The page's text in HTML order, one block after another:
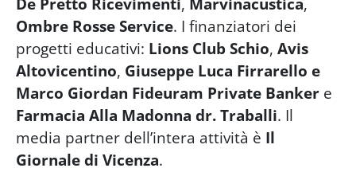
Ombre Rosse Service. I finanziatori dei
progetti educativi: Lions Club Schio, Avis
Altovicentino, Giuseppe Luca Firrarello e
Marco Giordan Fideuram Private Banker e
Farmacia Alla Madonna dr. Traballi. Il
media partner dell’intera attività è Il
Giornale di Vicenza.